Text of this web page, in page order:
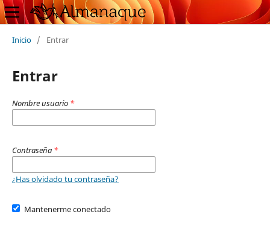
Inicio / Entrar
Entrar
Nombre usuario *
Contraseña *
¿Has olvidado tu contraseña?
Mantenerme conectado